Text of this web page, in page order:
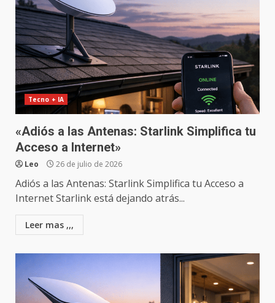
Tecno + IA
«Adiós a las Antenas: Starlink Simplifica tu
Acceso a Internet»
Leo 26 de julio de 2026
Adiós a las Antenas: Starlink Simplifica tu Acceso a
Internet Starlink está dejando atrás...
Leer mas ,,,